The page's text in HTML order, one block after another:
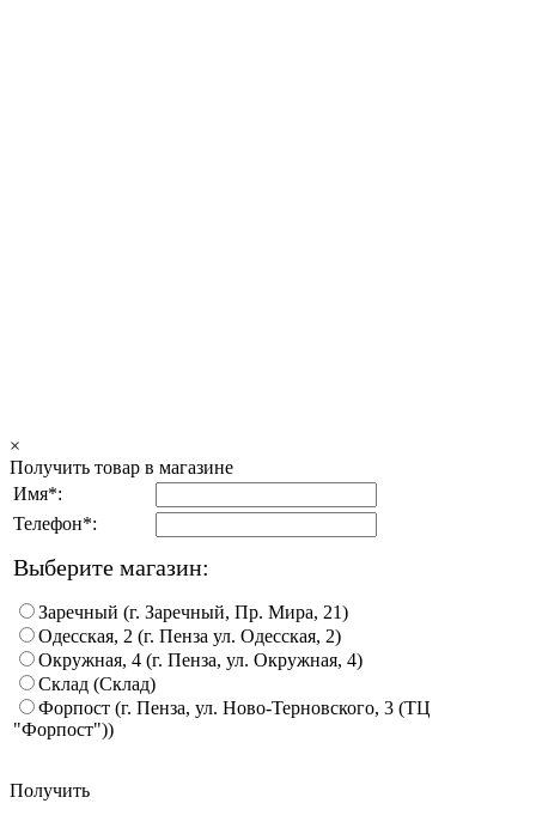
×
Получить товар в магазине
Имя*:
Телефон*:
Выберите магазин:
Заречный (г. Заречный, Пр. Мира, 21)
Одесская, 2 (г. Пенза ул. Одесская, 2)
Окружная, 4 (г. Пенза, ул. Окружная, 4)
Склад (Склад)
Форпост (г. Пенза, ул. Ново-Терновского, 3 (ТЦ
"Форпост"))
Получить